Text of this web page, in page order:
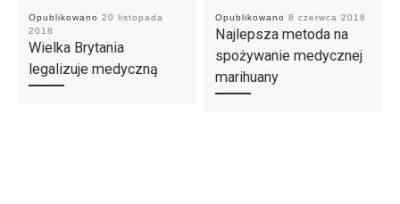
Opublikowano 20 listopada
2018
Wielka Brytania
legalizuje medyczną
Opublikowano 8 czerwca 2018
Najlepsza metoda na
spożywanie medycznej
marihuany